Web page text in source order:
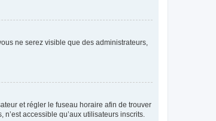
ne serez visible que des administrateurs,
et régler le fuseau horaire afin de trouver
accessible qu’aux utilisateurs inscrits.